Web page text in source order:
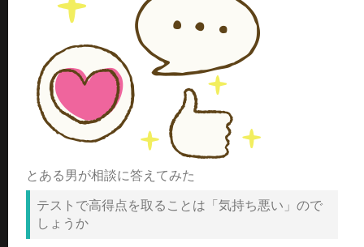
とある男が相談に答えてみた
テストで高得点を取ることは「気持ち悪い」ので
しょうか